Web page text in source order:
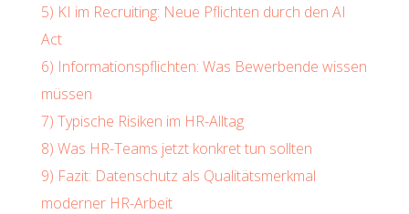
5) KI im Recruiting: Neue Pflichten durch den AI
Act
6) Informationspflichten: Was Bewerbende wissen
müssen
7) Typische Risiken im HR-Alltag
8) Was HR-Teams jetzt konkret tun sollten
9) Fazit: Datenschutz als Qualitätsmerkmal
moderner HR-Arbeit